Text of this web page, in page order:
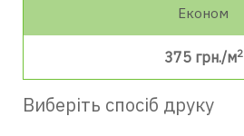
Економ
375 грн./м2
Виберіть спосіб друку